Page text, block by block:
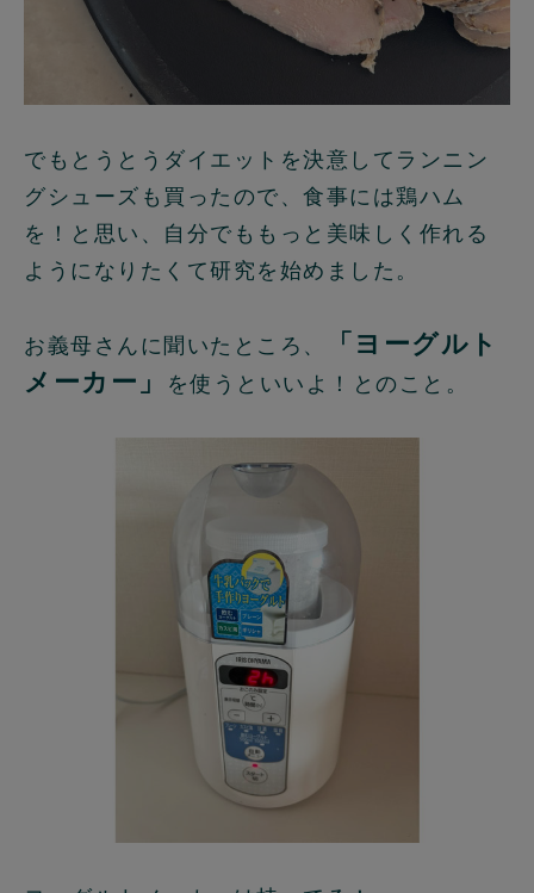
でもとうとうダイエットを決意してランニン
グシューズも買ったので、食事には鶏ハム
を！と思い、自分でももっと美味しく作れる
ようになりたくて研究を始めました。
お義母さんに聞いたところ、
「ヨーグルト
メーカー」
を使うといいよ！とのこと。